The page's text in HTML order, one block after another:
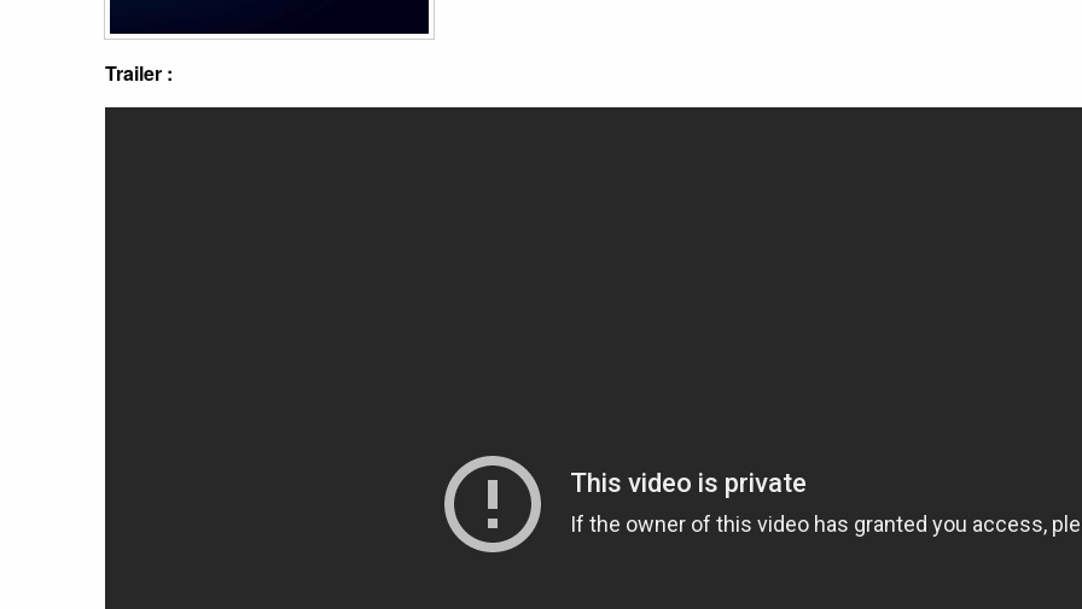
Trailer :